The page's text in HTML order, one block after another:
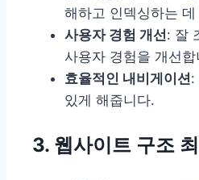
해하고 인덱싱하는
사용자 경험 개선: 잘
사용자 경험을 개선합
효율적인 내비게이션:
있게 해줍니다.
3. 웹사이트 구조